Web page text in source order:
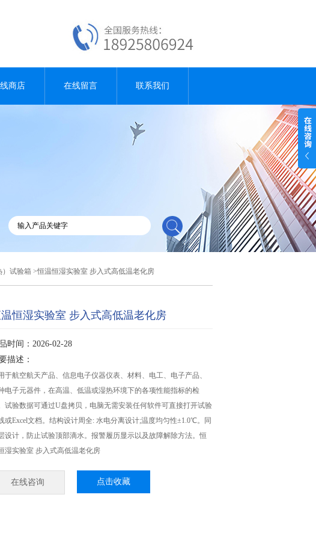
商店 在线留言 联系我们
）试验箱 >恒温恒湿实验室 步入式高低温老化房
恒湿实验室 步入式高低温老化房
时间：2026-02-28
描述：
于航空航天产品、信息电子仪器仪表、材料、电工、电子产品、
电子元器件，在高温、低温或湿热环境下的各项性能指标的检
试验数据可通过U盘拷贝，电脑无需安装任何软件可直接打开试验
或Excel文档。结构设计周全: 水电分离设计;温度均匀性±1.0℃。同
设计，防止试验顶部滴水。报警履历显示以及故障解除方法。恒
湿实验室 步入式高低温老化房
在线咨询 点击收藏